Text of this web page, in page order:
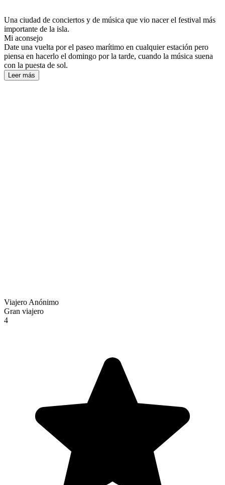
Una ciudad de conciertos y de música que vio nacer el festival más
importante de la isla.
Mi aconsejo
Date una vuelta por el paseo marítimo en cualquier estación pero
piensa en hacerlo el domingo por la tarde, cuando la música suena
con la puesta de sol.
Leer más
Viajero Anónimo
Gran viajero
4